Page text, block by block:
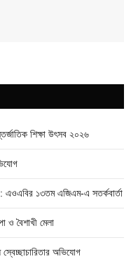
শিক্ষা উৎসব ২০২৬
: এওএবির ১৩তম এজিএম-এ সতর্কবার্তা
ও বৈশাখী মেলা
স্বেচ্ছাচারিতার অভিযোগ